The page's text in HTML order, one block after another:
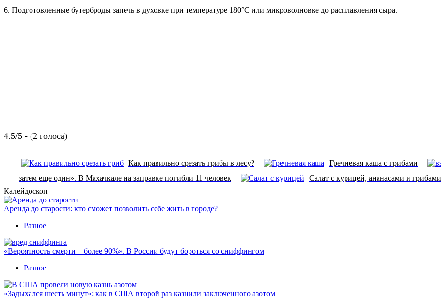
6. Подготовленные бутерброды запечь в духовке при температуре 180°C или микроволновке до расплавления сыра.
4.5/5 - (2 голоса)
Как правильно срезать грибы в лесу? Гречневая каша с грибами
затем еще один». В Махачкале на заправке погибли 11 человек
Салат с курицей, ананасами и грибами
Калейдоскоп
Аренда до старости: кто сможет позволить себе жить в городе?
Разное
«Вероятность смерти – более 90%». В России будут бороться со сниффингом
Разное
«Задыхался шесть минут»: как в США второй раз казнили заключенного азотом